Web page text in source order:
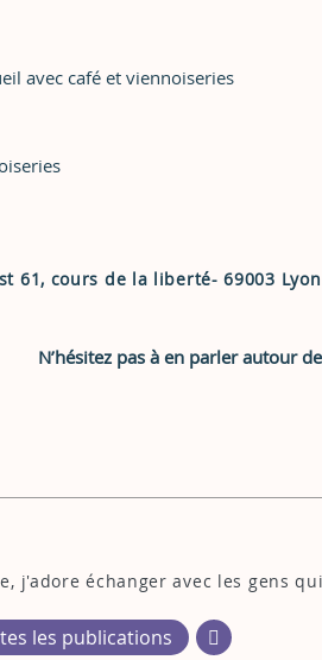
avec café et viennoiseries
61, cours de la liberté- 69003 Lyon
N’hésitez pas à en parler autour
j'adore échanger avec les gens
les publications